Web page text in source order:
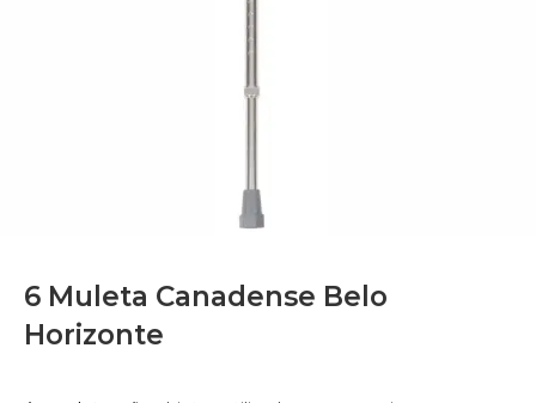
6 Muleta Canadense Belo
Horizonte